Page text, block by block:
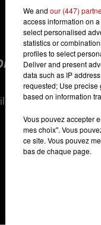
ENTRE LA VIE
We and our (447)
access information on
select personalised
statistics or
profiles to select
Deliver and present
data such as IP
requested; Use precise
based on information
Vous pouvez accepter
mes choix". Vous
ce site. Vous pouvez
bas de chaque page.